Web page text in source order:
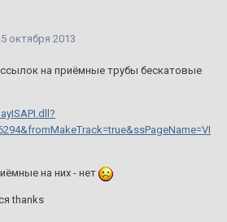
октября 2013
ссылок на приёмные трубы бескатовые
на них - нет
thanks